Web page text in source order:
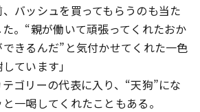
バッシュを買ってもらうのも当た
。“親が働いて頑張ってくれたおか
きるんだ”と気付かせてくれた一色
ています」
ゴリーの代表に入り、“天狗”にな
一喝してくれたこともある。